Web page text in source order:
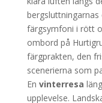
bergsluttningarnas
färgsymfoni i rött
ombord på
färgprakten, den
scenerierna som
En vinterresa
upplevelse.